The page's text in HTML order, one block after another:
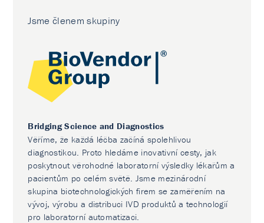
Jsme členem skupiny
Bridging Science and Diagnostics
Věříme, že každá léčba začíná spolehlivou
diagnostikou. Proto hledáme inovativní cesty, jak
poskytnout věrohodné laboratorní výsledky lékařům a
pacientům po celém světě. Jsme mezinárodní
skupina biotechnologických firem se zaměřením na
vývoj, výrobu a distribuci IVD produktů a technologií
pro laboratorní automatizaci.